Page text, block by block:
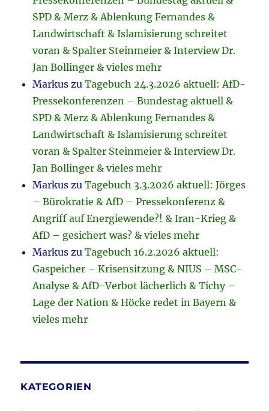
SPD & Merz & Ablenkung Fernandes &
Landwirtschaft & Islamisierung schreitet
voran & Spalter Steinmeier & Interview Dr.
Jan Bollinger & vieles mehr
Markus zuTagebuch 24.3.2026 aktuell: AfD-
Pressekonferenzen – Bundestag aktuell &
SPD & Merz & Ablenkung Fernandes &
Landwirtschaft & Islamisierung schreitet
voran & Spalter Steinmeier & Interview Dr.
Jan Bollinger & vieles mehr
Markus zuTagebuch 3.3.2026 aktuell: Jörges
– Bürokratie & AfD – Pressekonferenz &
Angriff auf Energiewende?! & Iran-Krieg &
AfD – gesichert was? & vieles mehr
Markus zuTagebuch 16.2.2026 aktuell:
Gaspeicher – Krisensitzung & NIUS – MSC-
Analyse & AfD-Verbot lächerlich & Tichy –
Lage der Nation & Höcke redet in Bayern &
vieles mehr
KATEGORIEN